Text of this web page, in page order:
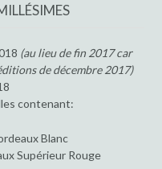
(au lieu de fin 2017 car
de décembre 2017)
contenant:
Blanc
Supérieur Rouge